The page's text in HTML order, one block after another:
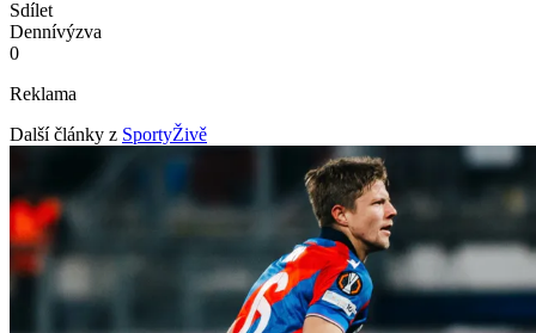
Sdílet
Dennívýzva
0
Reklama
Další články z SportyŽivě